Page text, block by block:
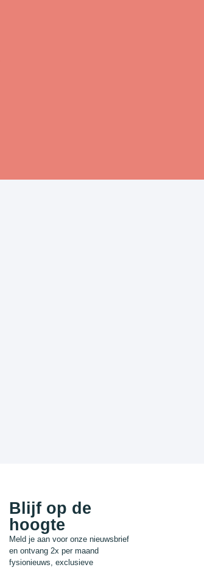
Blijf op de
hoogte
Meld je aan voor onze nieuwsbrief
en ontvang 2x per maand
fysionieuws, exclusieve